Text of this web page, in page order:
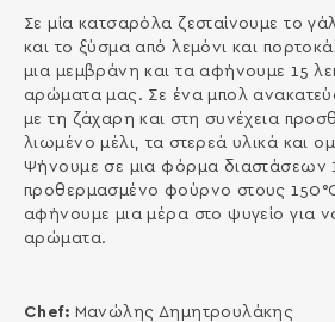
Σε μία κατσαρόλα ζεσταίνουμε το
και το ξύσμα από λεμόνι και
μια μεμβράνη και τα αφήνουμε 15
αρώματα μας. Σε ένα μπολ
με τη ζάχαρη και στη συνέχεια
λιωμένο μέλι, τα στερεά υλικά και
Ψήνουμε σε μια φόρμα διαστάσεων
προθερμασμένο φούρνο στους
αφήνουμε μια μέρα στο ψυγείο για
αρώματα.
Chef: Μανώλης Δημητρουλάκης